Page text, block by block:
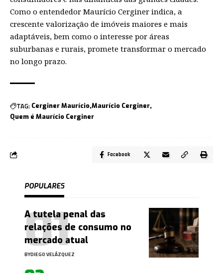
Como o entendedor Maurício Cerginer indica, a
crescente valorização de imóveis maiores e mais
adaptáveis, bem como o interesse por áreas
suburbanas e rurais, promete transformar o mercado
no longo prazo.
TAG: Cerginer Maurício Maurício Cerginer
Quem é Maurício Cerginer
Facebook
POPULARES
A tutela penal das
relações de consumo no
mercado atual
BYDIEGO VELÁZQUEZ